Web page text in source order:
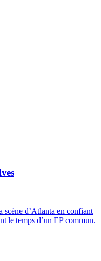
scène d’Atlanta en confiant
le temps d’un EP commun.